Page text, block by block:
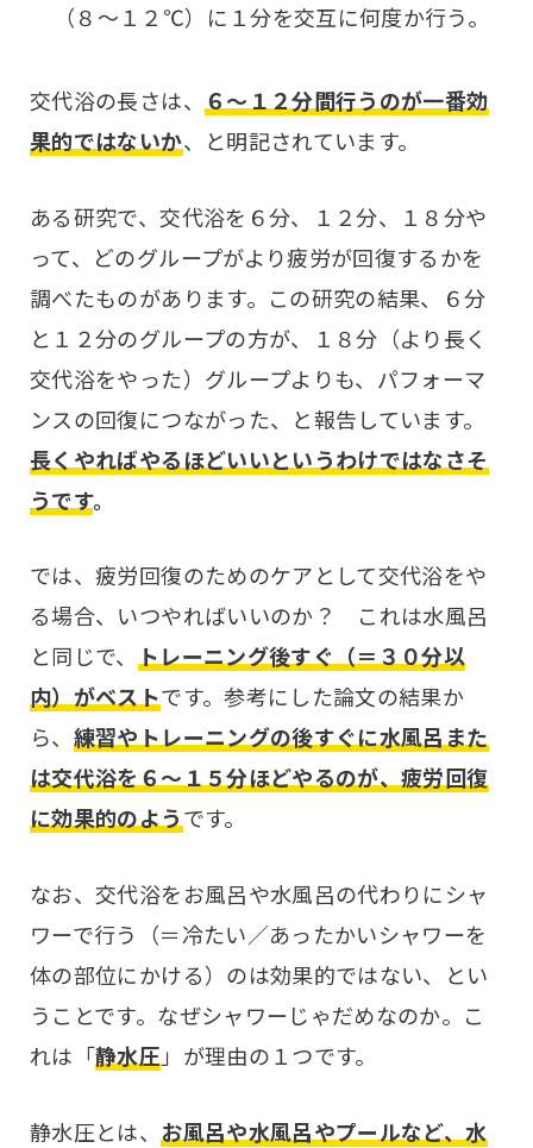
（８〜１２℃）に１分を交互に何度か行う。
交代浴の長さは、
６〜１２分間行うのが一番効
果的ではないか、と明記されています。
ある研究で、交代浴を６分、１２分、１８分や
って、どのグループがより疲労が回復するかを
調べたものがあります。この研究の結果、６分
と１２分のグループの方が、１８分（より長く
交代浴をやった）グループよりも、パフォーマ
ンスの回復につながった、と報告しています。
長くやればやるほどいいというわけではなさそ
うです。
では、疲労回復のためのケアとして交代浴をや
る場合、いつやればいいのか？ これは水風呂
と同じで、 トレーニング後すぐ（＝３０分以
内）がベストです。参考にした論文の結果か
ら、 練習やトレーニングの後すぐに水風呂また
は交代浴を６〜１５分ほどやるのが、疲労回復
に効果的のようです。
なお、交代浴をお風呂や水風呂の代わりにシャ
ワーで行う（＝冷たい／あったかいシャワーを
体の部位にかける）のは効果的ではない、とい
うことです。なぜシャワーじゃだめなのか。こ
れは「静水圧 」が理由の１つです。
静水圧とは、 お風呂や水風呂やプールなど、水